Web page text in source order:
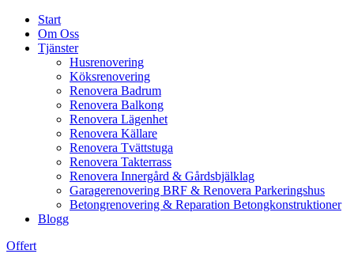
Start
Om Oss
Tjänster
Husrenovering
Köksrenovering
Renovera Badrum
Renovera Balkong
Renovera Lägenhet
Renovera Källare
Renovera Tvättstuga
Renovera Takterrass
Renovera Innergård & Gårdsbjälklag
Garagerenovering BRF & Renovera Parkeringshus
Betongrenovering & Reparation Betongkonstruktioner
Blogg
Offert